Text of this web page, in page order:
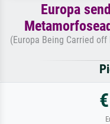
Europa
(Europa Being Carried